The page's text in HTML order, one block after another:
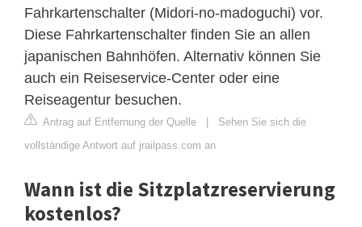
Fahrkartenschalter (Midori-no-madoguchi) vor.
Diese Fahrkartenschalter finden Sie an allen
japanischen Bahnhöfen. Alternativ können Sie
auch ein Reiseservice-Center oder eine
Reiseagentur besuchen.
Antrag auf Entfernung der Quelle | Sehen Sie sich die
vollständige Antwort auf jrailpass.com an
Wann ist die Sitzplatzreservierung
kostenlos?